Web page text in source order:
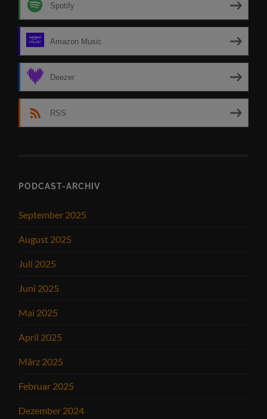
Spotify
Amazon Music
Deezer
RSS
PODCAST-ARCHIV
September 2025
August 2025
Juli 2025
Juni 2025
Mai 2025
April 2025
März 2025
Februar 2025
Dezember 2024